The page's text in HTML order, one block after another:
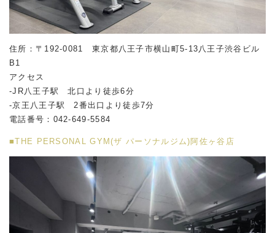
住所：〒192-0081 東京都八王子市横山町5-13八王子渋谷ビル
B1
アクセス
-JR八王子駅 北口より徒歩6分
-京王八王子駅 2番出口より徒歩7分
電話番号：042-649-5584
■THE PERSONAL GYM(ザ パーソナルジム)阿佐ヶ谷店